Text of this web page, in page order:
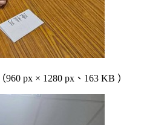
（960 px × 1280 px、163 KB ）